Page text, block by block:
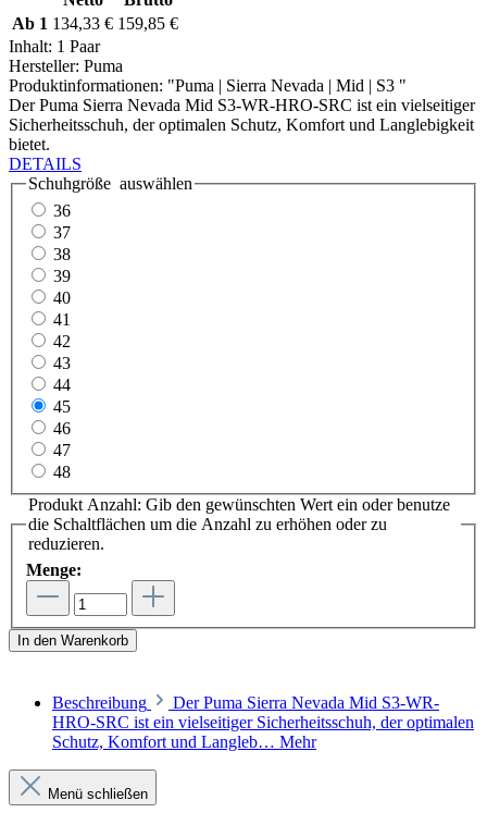
Ab 1 134,33 € 159,85 €
Inhalt: 1 Paar
Hersteller: Puma
Produktinformationen: "Puma | Sierra Nevada | Mid | S3 "
Der Puma Sierra Nevada Mid S3-WR-HRO-SRC ist ein vielseitiger
Sicherheitsschuh, der optimalen Schutz, Komfort und Langlebigkeit
bietet.
DETAILS
Schuhgröße auswählen
36
37
38
39
40
41
42
43
44
45
46
47
48
Menge:
Produkt Anzahl: Gib den gewünschten Wert ein oder benutze
die Schaltflächen um die Anzahl zu erhöhen oder zu
reduzieren.
In den Warenkorb
Beschreibung
Der Puma Sierra Nevada Mid S3-WR-
HRO-SRC ist ein vielseitiger Sicherheitsschuh, der optimalen
Schutz, Komfort und Langleb… Mehr
Menü schließen